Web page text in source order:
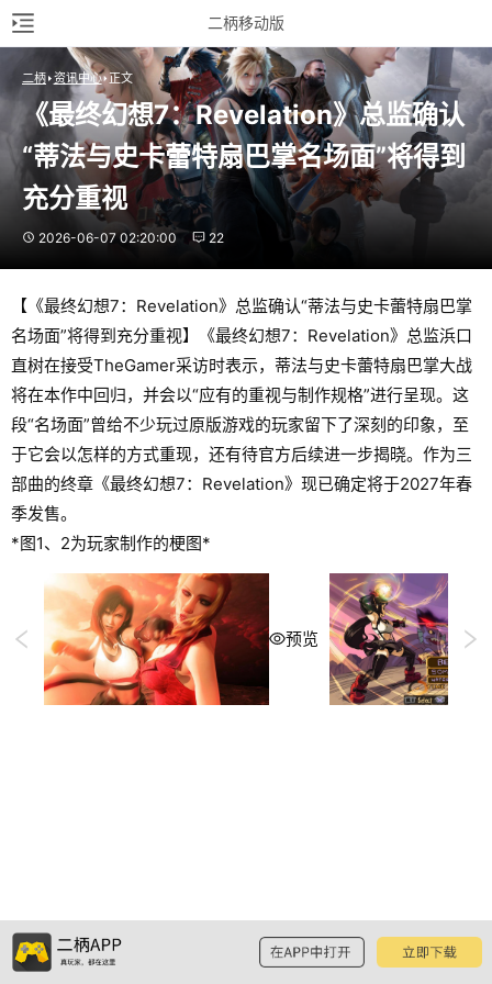
二柄移动版
二柄 资讯中心 正文
《最终幻想7：Revelation》总监确认
“蒂法与史卡蕾特扇巴掌名场面”将得到
充分重视
2026-06-07 02:20:00 22
【《最终幻想7：Revelation》总监确认“蒂法与史卡蕾特扇巴掌
名场面”将得到充分重视】《最终幻想7：Revelation》总监浜口
直树在接受TheGamer采访时表示，蒂法与史卡蕾特扇巴掌大战
将在本作中回归，并会以“应有的重视与制作规格”进行呈现。这
段“名场面”曾给不少玩过原版游戏的玩家留下了深刻的印象，至
于它会以怎样的方式重现，还有待官方后续进一步揭晓。作为三
部曲的终章《最终幻想7：Revelation》现已确定将于2027年春
季发售。
*图1、2为玩家制作的梗图*
预览